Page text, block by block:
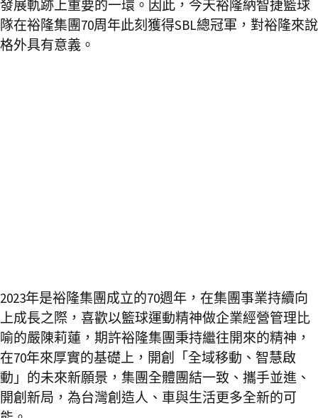
發展軌跡上重要的一環。因此，今天裕隆納智捷籃球
隊在裕隆集團70周年此刻獲得SBL總冠軍，對裕隆來說
格外具有意義。
2023年是裕隆集團成立的70週年，在集團事業持續向
上成長之際，喜歡以籃球運動精神做企業經營管理比
喻的嚴陳莉蓮，期許裕隆集團秉持繼往開來的精神，
在70年來厚實的基礎上，開創「全域移動、智慧啟
動」的未來新願景，集團全體團結一致、攜手並進、
開創新局，為台灣創造人、車與生活更多全新的可